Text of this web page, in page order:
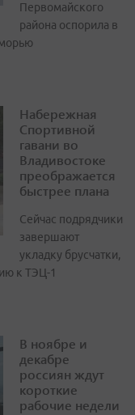
Первомайского
района оспорила в
Набережная
Спортивной
гавани во
Владивостоке
преображается
быстрее плана
Сейчас подрядчики
завершают
укладку брусчатки,
к ТЭЦ-1
В ноябре и
декабре
россиян ждут
короткие
рабочие недели